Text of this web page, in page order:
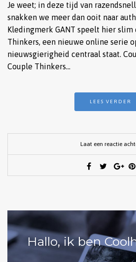
Je weet; in deze tijd van
snakken we meer dan ooit naar
Kledingmerk GANT speelt hier slim
Thinkers, een nieuwe online serie
nieuwsgierigheid centraal staat.
Couple Thinkers…
LEES VERDER
Laat een reactie
Hallo, ik ben